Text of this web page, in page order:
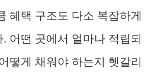
혜택 구조도 다소 복잡하게
어떤 곳에서 얼마나 적립되
떻게 채워야 하는지 헷갈리